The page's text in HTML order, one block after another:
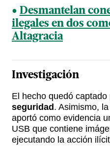
Desmantelan
ilegales en dos
Altagracia
Investigación
El hecho quedó captado
seguridad . Asimismo,
aportó como evidencia
USB que contiene
ejecutando la acción